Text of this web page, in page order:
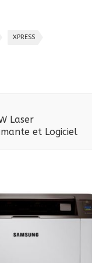
XPRESS
Laser
et Logiciel